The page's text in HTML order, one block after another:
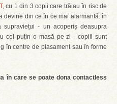
, cu 1 din 3 copii care trăiau în risc de
devine din ce în ce mai alarmantă: în
- un acoperiș deasupra
cel puțin o masă pe zi - copiii sunt
în centre de plasament sau în forme
în care se poate dona contactless